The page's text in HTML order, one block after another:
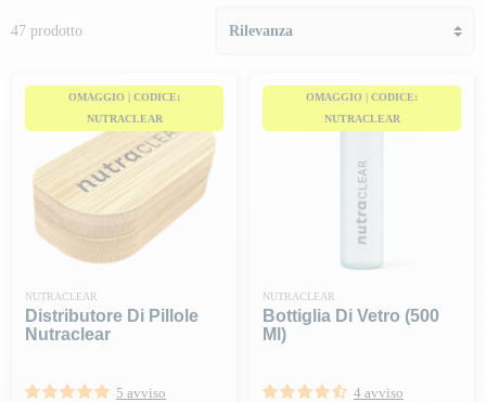
47 prodotto
OMAGGIO | CODICE:
NUTRACLEAR
NUTRACLEAR
Distributore Di Pillole
Nutraclear
5 avviso
OMAGGIO | CODICE:
NUTRACLEAR
NUTRACLEAR
Bottiglia Di Vetro (500
Ml)
4 avviso